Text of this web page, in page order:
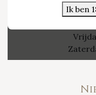
Ik ben